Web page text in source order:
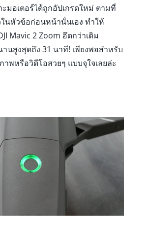
มอเตอร์ได้ถูกอัปเกรดใหม่ ตามที่
นหัวข้อก่อนหน้านั่นเอง ทำให้
Mavic 2 Zoom อึดกว่าเดิม
นสูงสุดถึง 31 นาที! เพียงพอสำหรับ
าพหรือวิดีโอสวยๆ แบบจุใจเลยล่ะ